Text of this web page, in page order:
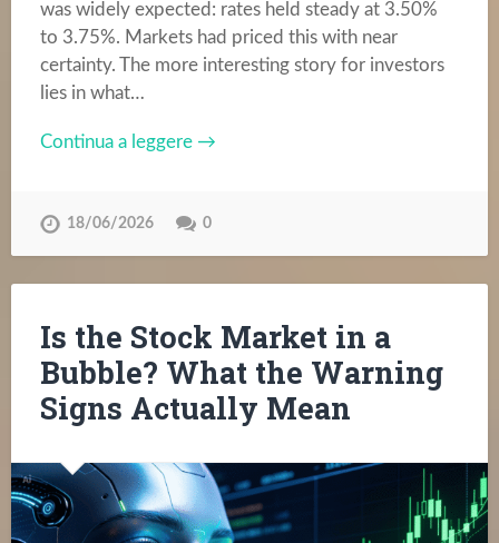
was widely expected: rates held steady at 3.50%
to 3.75%. Markets had priced this with near
certainty. The more interesting story for investors
lies in what…
Continua a leggere →
18/06/2026 0
Is the Stock Market in a
Bubble? What the Warning
Signs Actually Mean